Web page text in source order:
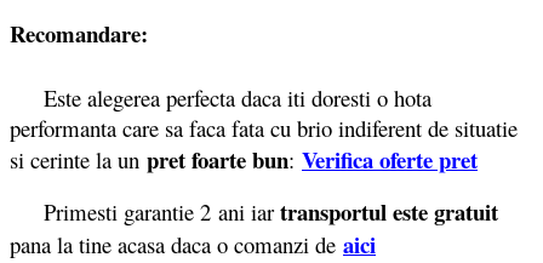
Recomandare:
Este alegerea perfecta daca iti doresti o hota
performanta care sa faca fata cu brio indiferent de situatie
si cerinte la un pret foarte bun: Verifica oferte pret
Primesti garantie 2 ani iar transportul este gratuit
pana la tine acasa daca o comanzi de aici